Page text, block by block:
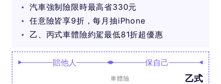
汽車強制險限時最高省330元
任意險皆享9折，每月抽iPhone
乙、丙式車體險約駕最低81折超優惠
賠他人 保自己
車體險 乙式